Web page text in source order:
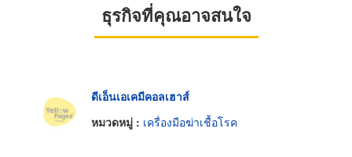
ธุรกิจที่คุณอาจสนใจ
ดีเอ็นเอเคมีคอลเฮาส์
หมวดหมู่ : เครื่องมือฆ่าเชื้อโรค